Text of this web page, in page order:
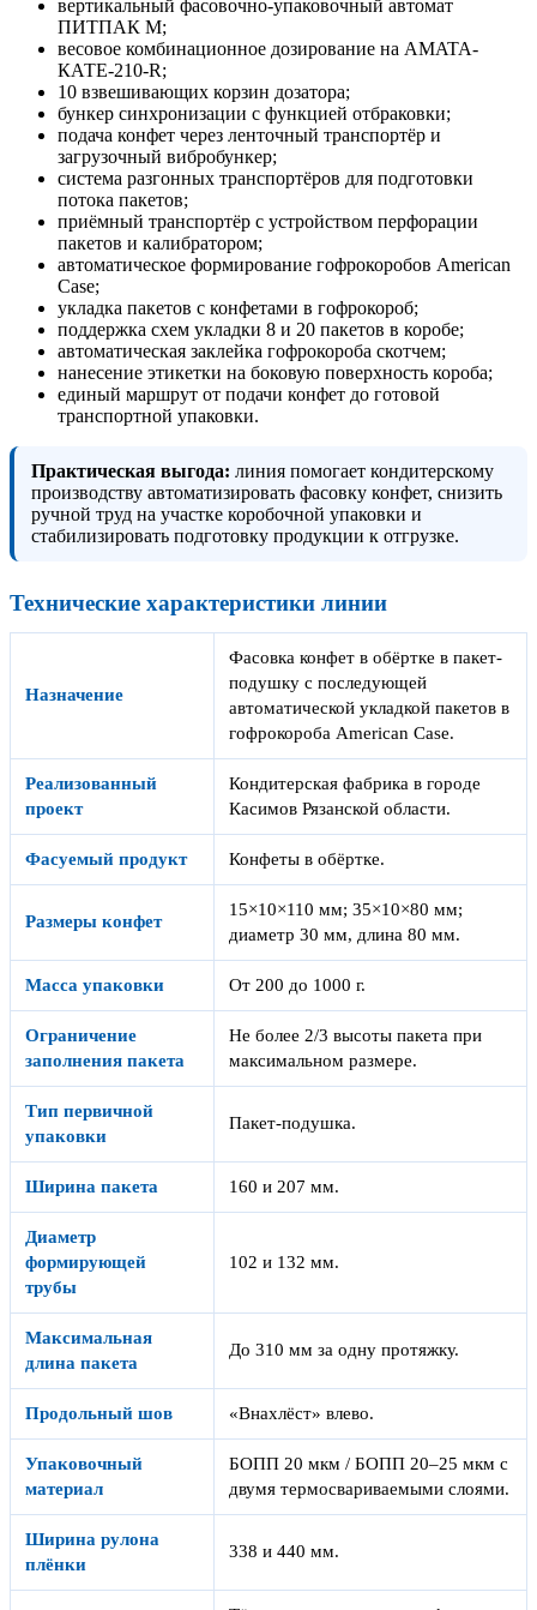
вертикальный фасовочно-упаковочный автомат
ПИТПАК М;
весовое комбинационное дозирование на AMATA-
КАТЕ-210-R;
10 взвешивающих корзин дозатора;
бункер синхронизации с функцией отбраковки;
подача конфет через ленточный транспортёр и
загрузочный вибробункер;
система разгонных транспортёров для подготовки
потока пакетов;
приёмный транспортёр с устройством перфорации
пакетов и калибратором;
автоматическое формирование гофрокоробов American
Case;
укладка пакетов с конфетами в гофрокороб;
поддержка схем укладки 8 и 20 пакетов в коробе;
автоматическая заклейка гофрокороба скотчем;
нанесение этикетки на боковую поверхность короба;
единый маршрут от подачи конфет до готовой
транспортной упаковки.
Практическая выгода: линия помогает кондитерскому
производству автоматизировать фасовку конфет, снизить
ручной труд на участке коробочной упаковки и
стабилизировать подготовку продукции к отгрузке.
Технические характеристики линии
Назначение
Фасовка конфет в обёртке в пакет-
подушку с последующей
автоматической укладкой пакетов в
гофрокороба American Case.
Реализованный
проект
Кондитерская фабрика в городе
Касимов Рязанской области.
Фасуемый продукт Конфеты в обёртке.
Размеры конфет
15×10×110 мм; 35×10×80 мм;
диаметр 30 мм, длина 80 мм.
Масса упаковки От 200 до 1000 г.
Ограничение
заполнения пакета
Не более 2/3 высоты пакета при
максимальном размере.
Тип первичной
упаковки
Пакет-подушка.
Ширина пакета 160 и 207 мм.
Диаметр
формирующей
трубы
102 и 132 мм.
Максимальная
длина пакета
До 310 мм за одну протяжку.
Продольный шов «Внахлёст» влево.
Упаковочный
материал
БОПП 20 мкм / БОПП 20–25 мкм с
двумя термосвариваемыми слоями.
Ширина рулона
плёнки
338 и 440 мм.